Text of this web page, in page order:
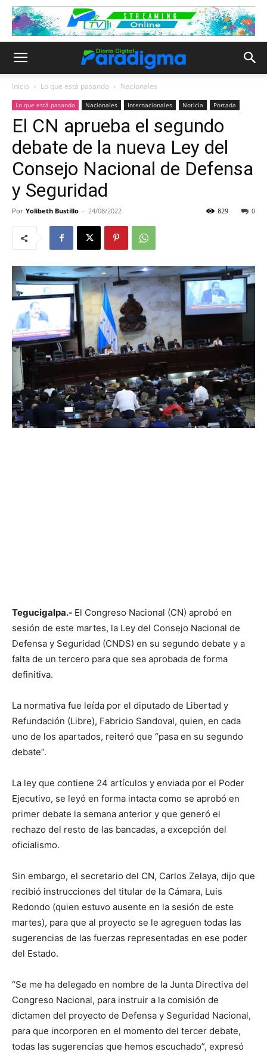
Inicio Lo que está pasando Nacionales
Lo que está pasando Nacionales Internacionales Noticia Portada
El CN aprueba el segundo
debate de la nueva Ley del
Consejo Nacional de Defensa
y Seguridad
Por Yolibeth Bustillo - 24/08/2022 0
829
Tegucigalpa.- El Congreso Nacional (CN) aprobó en
sesión de este martes, la Ley del Consejo Nacional de
Defensa y Seguridad (CNDS) en su segundo debate y a
falta de un tercero para que sea aprobada de forma
definitiva.
La normativa fue leída por el diputado de Libertad y
Refundación (Libre), Fabricio Sandoval, quien, en cada
uno de los apartados, reiteró que “pasa en su segundo
debate”.
La ley que contiene 24 artículos y enviada por el Poder
Ejecutivo, se leyó en forma intacta como se aprobó en
primer debate la semana anterior y que generó el
rechazo del resto de las bancadas, a excepción del
oficialismo.
Sin embargo, el secretario del CN, Carlos Zelaya, dijo que
recibió instrucciones del titular de la Cámara, Luis
Redondo (quien estuvo ausente en la sesión de este
martes), para que al proyecto se le agreguen todas las
sugerencias de las fuerzas representadas en ese poder
del Estado.
“Se me ha delegado en nombre de la Junta Directiva del
Congreso Nacional, para instruir a la comisión de
dictamen del proyecto de Defensa y Seguridad Nacional,
para que incorporen en el momento del tercer debate,
todas las sugerencias que hemos escuchado”, expresó